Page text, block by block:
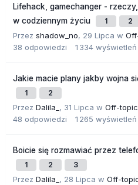
Lifehack, gamechanger -
w codziennym życiu
1 2
Przez shadow_no, 29 Lipca w
38 odpowiedzi 1 334 wyświetleń
Jakie macie plany jakby wojna
1 2
Przez Dalila_ , 31 Lipca w Off-topic
48 odpowiedzi 1 265 wyświetleń
Boicie się rozmawiać przez
1 2 3
Przez Dalila_ , 28 Lipca w Off-